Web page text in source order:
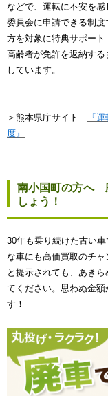
などで、運転に不安を
委員会に申請できる制
方を対象に特典サポート
高齢者が免許を返納す
しています。
＞熊本県庁サイト
『
度』
南小国町の方へ
しょう！
30年も乗り続けた古い
な車にも高価買取のチ
と提示されても、あき
てください。思わぬ金
す！